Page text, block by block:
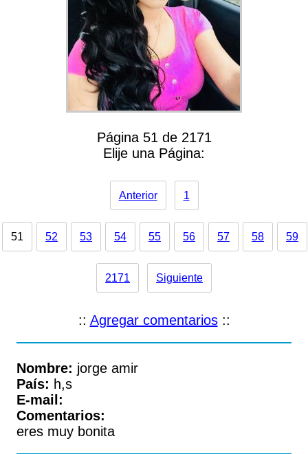
Página 51 de 2171
Elije una Página:
Anterior 1
51 52 53 54 55 56 57 58 59
2171 Siguiente
:: Agregar comentarios::
Nombre: jorge amir
País: h,s
E-mail:
Comentarios:
eres muy bonita